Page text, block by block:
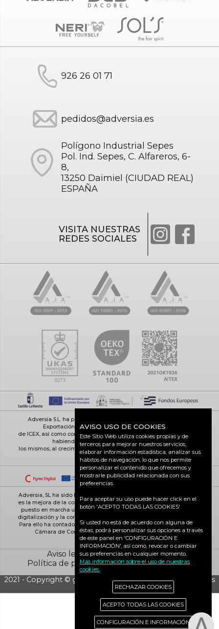
926 26 01 71
pedidos@adversia.es
Polígono Industrial Sepes
Pol. Ind. Sepes, C. Alfareros, 6-
8,
13250 Daimiel (CIUDAD REAL)
ESPAÑA
VISITA NUESTRAS
REDES SOCIALES
Adversia S.L. ha participado en el Programa de Iniciación a la
Exportación ICEX-Next, y ha contado con el apoyo
de ICEX, así como con la cofinanciación de Fondos europeos FEDER,
habiendo contribuido según la medida de
los mismos, al crecimiento económico de esta empresa, su región y
de España en su conjunto
Adversia, SL ha sido beneficiaria de Fondos Europeos, cuyo objetivo
es la mejora de la competitividad de las PYMES, y gracias al cual ha
puesto en marcha un Plan de Acción con el objetivo de reforzar la
digitalización y la competitividad de las pymes durante el año 2025.
Para ello ha contado con el apoyo del Programa Pyme Digital de la
Cámara de Comercio de Ciudad Real. #EuropaSeSiente
Aviso legal
Política de cookies
Política de privacidad
Ciudad Real activa
2021 - Copyright © grupo Adversia S.L. - Todos los derechos
reservados
AVISO USO DE COOKIES
Este Sitio Web utiliza cookies propias y de
terceros para mejorar nuestros servicios,
elaborar información estadística, analizar sus
hábitos de navegación, lo que nos permite
personalizar el contenido que ofrecemos y
mostrarle publicidad relacionada con sus
preferencias.
Para aceptar su uso puede hacer click en el
botón 'ACEPTO TODAS LAS COOKIES'
Si usted no está de acuerdo con alguna de
éstas, podrá personalizar sus opciones a través
de este panel en 'CONFIGURACIÓN E
INFORMACIÓN', así como, revocar o cambiar
sus preferencias en cualquier momento.
Más información sobre el uso de nuestras
cookies.
RECHAZAR COOKIES
ACEPTO TODAS LAS COOKIES
CONFIGURACIÓN E INFORMACIÓN